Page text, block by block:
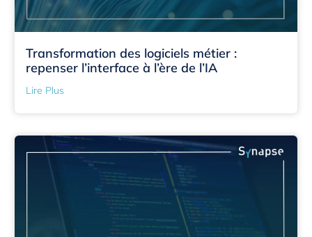
Transformation des logiciels métier :
repenser l’interface à l’ère de l’IA
Lire Plus